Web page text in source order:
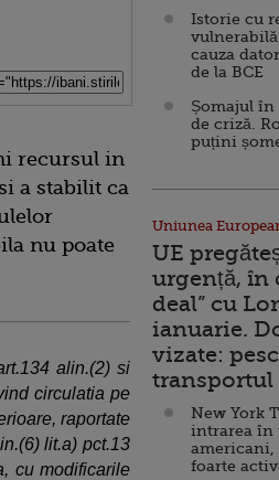
recursul in
a stabilit ca
nu poate
alin.(2) si
circulatia pe
raportate
lit.a) pct.13
cu modificarile
Istorie cu
cauza
de la BCE
Șomajul
de criză.
puțini
Uniunea
UE
urgență, în
deal” cu
ianuarie.
vizate:
transportul
New York
intrarea în
americani,
foarte